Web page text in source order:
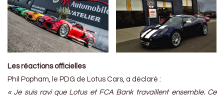
Les réactions officielles
Phil Popham, le PDG de Lotus Cars, a déclaré :
« Je suis ravi que Lotus et FCA Bank travaillent ensemble. Ce